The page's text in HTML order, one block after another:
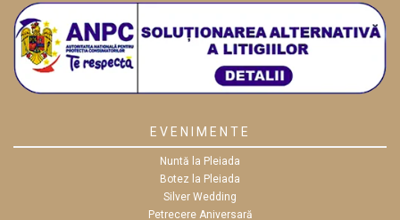
EVENIMENTE
Nuntă la Pleiada
Botez la Pleiada
Silver Wedding
Petrecere Aniversară